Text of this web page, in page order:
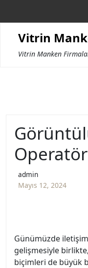
Vitrin
Vitrin Manken
admin
Mayıs 12, 2024
Günümüzde
gelişmesiyle
biçimleri de büyük